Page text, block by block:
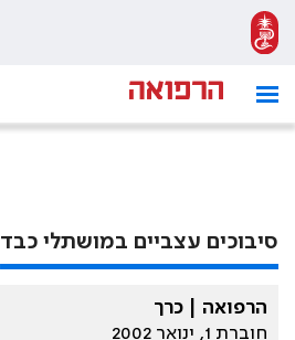
סיבוכים עצביים במושתלי כבד
הרפואה | כרך
חוברת 1, ינואר 2002